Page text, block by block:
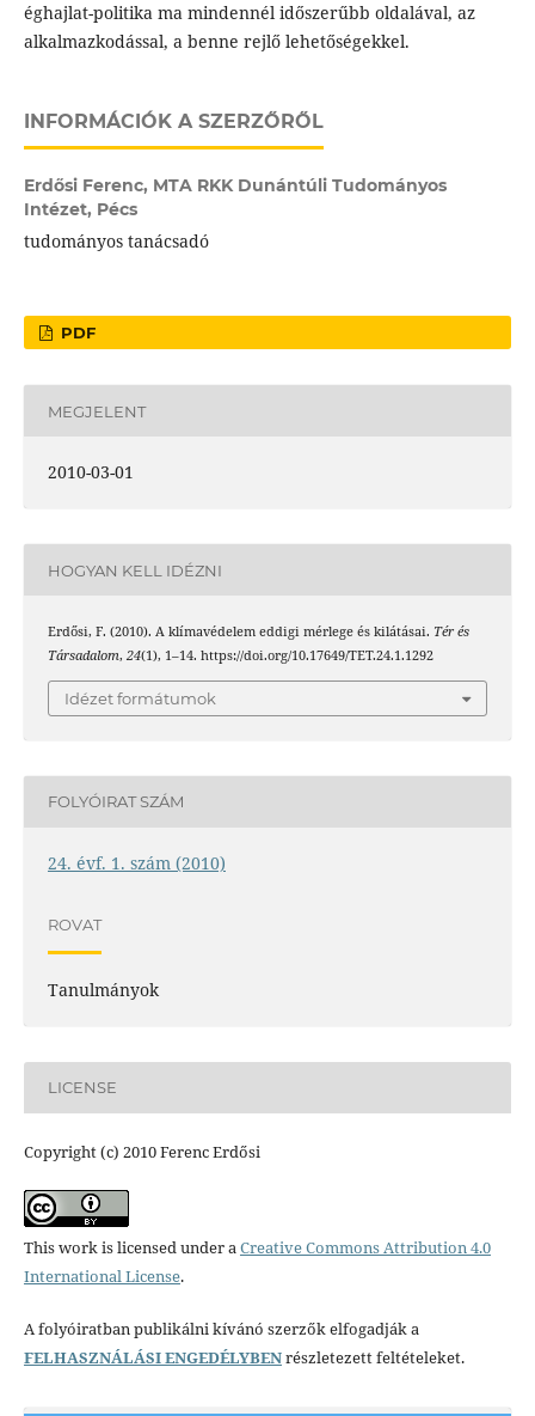
éghajlat-politika ma mindennél időszerűbb oldalával, az
alkalmazkodással, a benne rejlő lehetőségekkel.
INFORMÁCIÓK A SZERZŐRŐL
Erdősi Ferenc, MTA RKK Dunántúli Tudományos
Intézet, Pécs
tudományos tanácsadó
PDF
MEGJELENT
2010-03-01
HOGYAN KELL IDÉZNI
Erdősi, F. (2010). A klímavédelem eddigi mérlege és kilátásai. Tér és
Társadalom, 24(1), 1–14. https://doi.org/10.17649/TET.24.1.1292
Idézet formátumok
FOLYÓIRAT SZÁM
24. évf. 1. szám (2010)
ROVAT
Tanulmányok
LICENSE
Copyright (c) 2010 Ferenc Erdősi
This work is licensed under aCreative Commons Attribution 4.0
International License.
A folyóiratban publikálni kívánó szerzők elfogadják a
FELHASZNÁLÁSI ENGEDÉLYBENrészletezett feltételeket.